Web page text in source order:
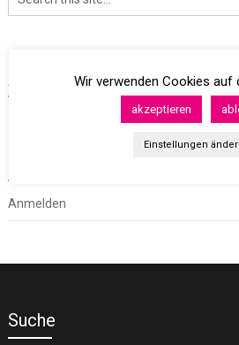
Archives
Anmelden
Suche
Wir verwenden Cookies auf
akzeptieren
Einstellungen